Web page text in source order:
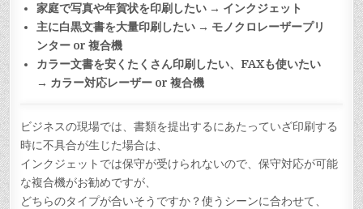
家庭で写真や年賀状を印刷したい → インクジェット
主に白黒文書を大量印刷したい → モノクロレーザープリ
ンター or 複合機
カラー文書を安くたくさん印刷したい、FAXも使いたい
→ カラー対応レーザー or 複合機
ビジネスの現場では、書類を提出するにあたっていざ印刷する
時に不具合が生じた場合は、
インクジェットでは保守が受けられないので、保守対応が可能
な複合機がお勧めですが、
どちらのタイプが合いそうですか？使うシーンに合わせて、